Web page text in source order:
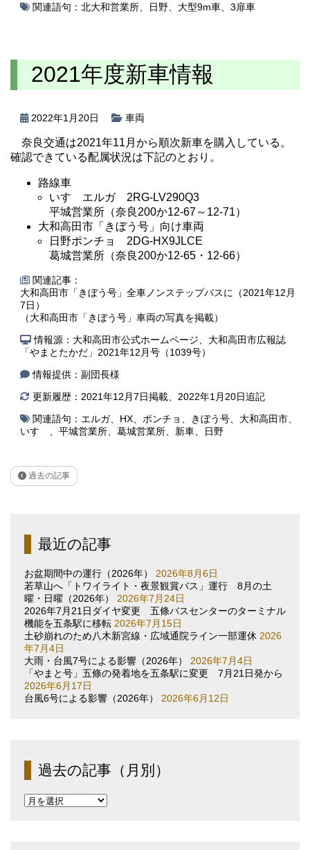
関連語句： 北大和営業所 日野 大型9m車 3扉車
2021年度新車情報
2022年1月20日 車両
奈良交通は2021年11月から順次新車を購入している。
確認できている配属状況は下記のとおり。
路線車
いすゞエルガ 2RG-LV290Q3
平城営業所（奈良200か12-67～12-71）
大和高田市「きぼう号」向け車両
日野ポンチョ 2DG-HX9JLCE
葛城営業所（奈良200か12-65・12-66）
関連記事：
大和高田市「きぼう号」全車ノンステップバスに（2021年12月
7日）
（大和高田市「きぼう号」車両の写真を掲載）
情報源：大和高田市公式ホームページ、大和高田市広報誌
「やまとたかだ」2021年12月号（1039号）
情報提供：副団長様
更新履歴：2021年12月7日掲載、2022年1月20日追記
関連語句： エルガ、 HX ポンチョ きぼう号 大和高田市
いすゞ
平城営業所 葛城営業所 新車 日野
過去の記事
最近の記事
お盆期間中の運行（2026年）
2026年8月6日
若草山へ「トワイライト・夜景観賞バス」運行 8月の土
曜・日曜（2026年）
2026年7月24日
2026年7月21日ダイヤ変更 五條バスセンターのターミナル
機能を五条駅に移転 2026年7月15日
土砂崩れのため八木新宮線・広域通院ライン一部運休 2026
年7月4日
大雨・台風7号による影響（2026年）
2026年7月4日
「やまと号」五條の発着地を五条駅に変更 7月21日発から
2026年6月17日
台風6号による影響（2026年）
2026年6月12日
過去の記事（月別）
過